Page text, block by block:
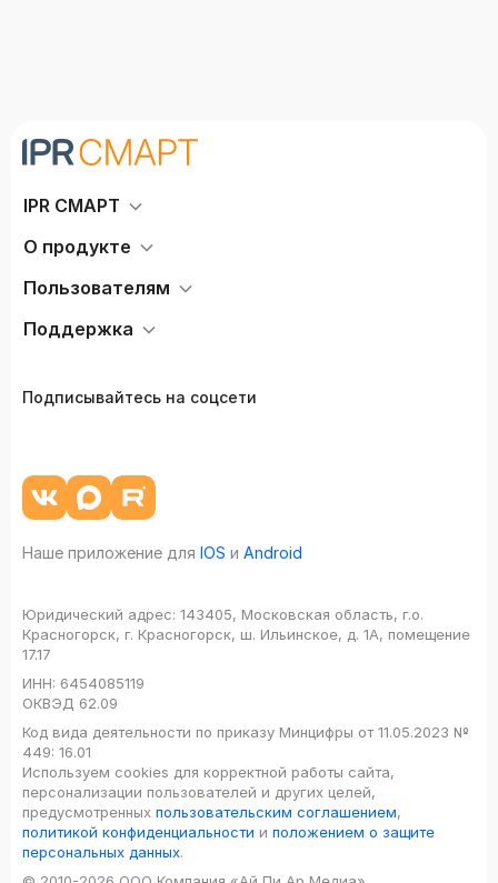
IPR СМАРТ
О продукте
Пользователям
Поддержка
Подписывайтесь на соцсети
Наше приложение для IOS и Android
Юридический адрес: 143405, Московская область, г.о.
Красногорск, г. Красногорск, ш. Ильинское, д. 1А, помещение
17.17
ИНН: 6454085119
ОКВЭД 62.09
Код вида деятельности по приказу Минцифры от 11.05.2023 №
449: 16.01
Используем cookies для корректной работы сайта,
персонализации пользователей и других целей,
предусмотренных пользовательским соглашением,
политикой конфиденциальности и положением о защите
персональных данных.